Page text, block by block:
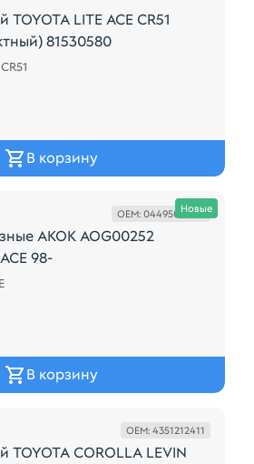
LITE ACE CR51
81530580
LITE ACE CR51 Перед
В корзину
Новые
OEM: 044950K040
AKOK AOG00252
98-
AKOK Сторона установки:
В корзину
OEM: 4351212411
COROLLA LEVIN